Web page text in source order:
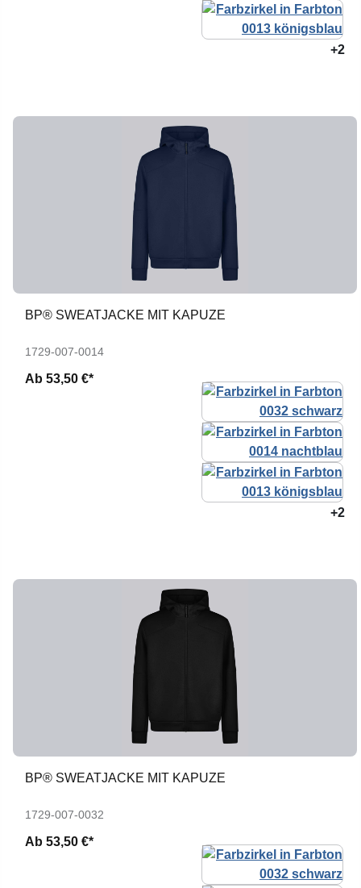
+2
BP® SWEATJACKE MIT KAPUZE
1729-007-0014
Ab 53,50 €*
+2
BP® SWEATJACKE MIT KAPUZE
1729-007-0032
Ab 53,50 €*